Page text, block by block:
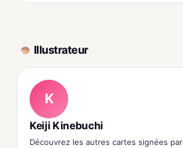
Illustrateur
K
Keiji Kinebuchi
Découvrez les autres cartes signées par